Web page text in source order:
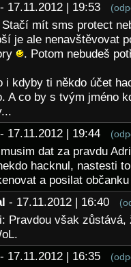
- 17.11.2012 | 19:53
mít sms protect
je ale nenavštěvovat
. Potom nebudeš
i kdyby ti někdo účet
A co by s tvým jméno
- 17.11.2012 | 19:44
dat za pravdu
hacknul, nastesti
a posilat
- 17.11.2012 | 16:40
Pravdou však
- 17.11.2012 | 16:35